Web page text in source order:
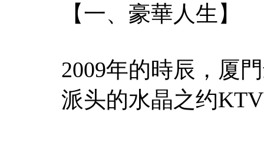
【一、豪華人生】
2009年的時辰，厦
派头的水晶之约